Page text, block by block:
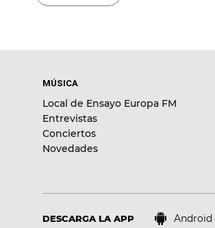
MÚSICA
Local de Ensayo Europa FM
Entrevistas
Conciertos
Novedades
DESCARGA LA APP Android